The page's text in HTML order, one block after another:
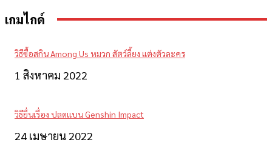
เกมไกด์
วิธีซื้อสกิน Among Us หมวก สัตว์ลี้ยง แต่งตัวละคร
1 สิงหาคม 2022
วิธียื่นเรื่อง ปลดแบน Genshin Impact
24 เมษายน 2022